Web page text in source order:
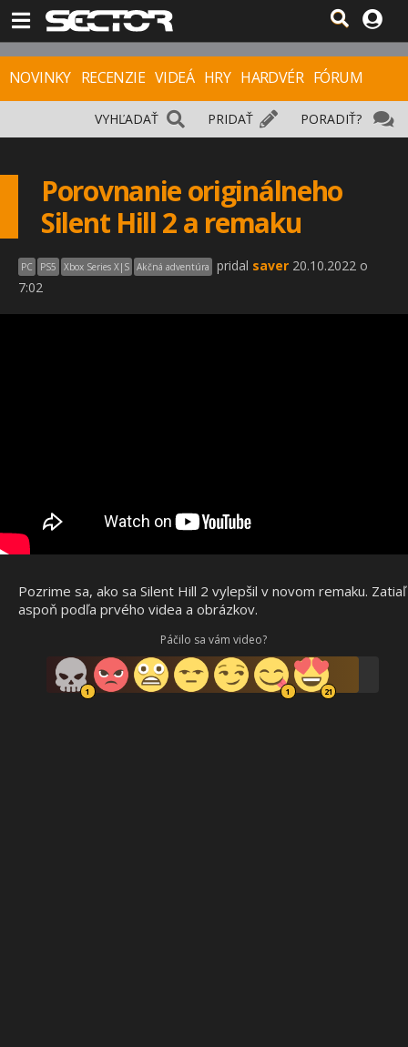
NOVINKY RECENZIE VIDEÁ HRY HARDVÉR FÓRUM
PORADIŤ?
PRIDAŤ
VYHĽADAŤ
Porovnanie originálneho
Silent Hill 2 a remaku
PC PS5 Xbox Series X|S Akčná adventúra pridal saver 20.10.2022 o
7:02
Pozrime sa, ako sa Silent Hill 2 vylepšil v novom remaku. Zatiaľ
aspoň podľa prvého videa a obrázkov.
Páčilo sa vám video?